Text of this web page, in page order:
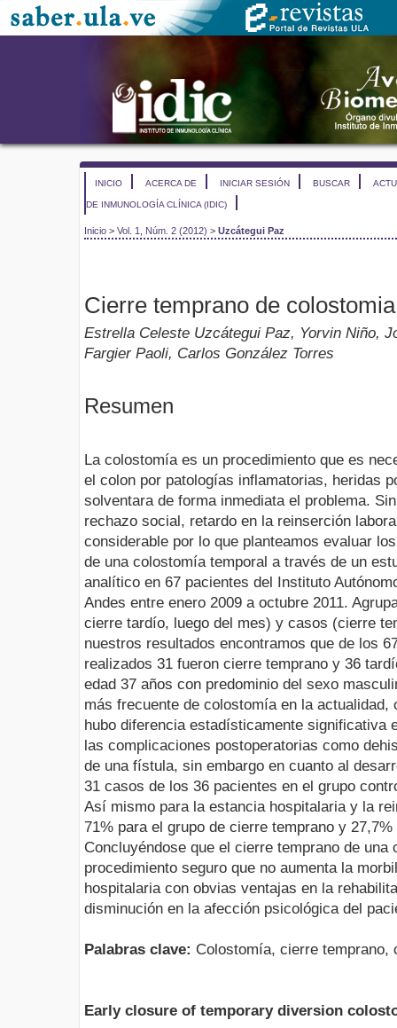
INICIO ACERCA DE INICIAR SESIÓN BUSCAR
DE INMUNOLOGÍA CLÍNICA (IDIC)
Inicio > Vol. 1, Núm. 2 (2012) > Uzcátegui Paz
Cierre temprano de
Estrella Celeste Uzcátegui Paz, Yorvin Niño,
Fargier Paoli, Carlos González Torres
Resumen
La colostomía es un procedimiento que es
el colon por patologías inflamatorias, heridas
solventara de forma inmediata el problema.
rechazo social, retardo en la reinserción
considerable por lo que planteamos evaluar
de una colostomía temporal a través de un
analítico en 67 pacientes del Instituto
Andes entre enero 2009 a octubre 2011.
cierre tardío, luego del mes) y casos (cierre
nuestros resultados encontramos que de los
realizados 31 fueron cierre temprano y 36
edad 37 años con predominio del sexo
más frecuente de colostomía en la actualidad,
hubo diferencia estadísticamente significativa
las complicaciones postoperatorias como
de una fístula, sin embargo en cuanto al
31 casos de los 36 pacientes en el grupo
Así mismo para la estancia hospitalaria y la
71% para el grupo de cierre temprano y
Concluyéndose que el cierre temprano de
procedimiento seguro que no aumenta la
hospitalaria con obvias ventajas en la
disminución en la afección psicológica del
Palabras clave: Colostomía, cierre temprano,
Early closure of temporary diversion